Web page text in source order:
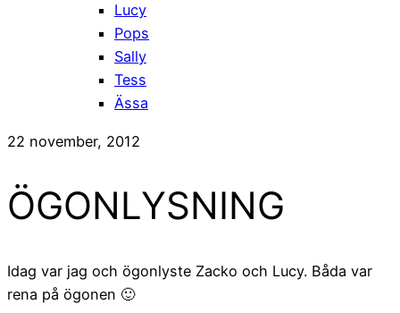
Lucy
Pops
Sally
Tess
Ässa
22 november, 2012
ÖGONLYSNING
Idag var jag och ögonlyste Zacko och Lucy. Båda var
rena på ögonen 🙂